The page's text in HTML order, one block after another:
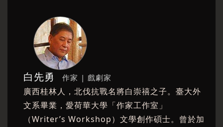
白先勇 作家 | 戲劇家
廣西桂林人，北伐抗戰名將白崇禧之子。臺大外
文系畢業，愛荷華大學「作家工作室」
（Writer’s Workshop）文學創作碩士。曾於加